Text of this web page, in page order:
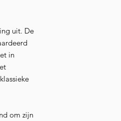
uit. De
in
om zijn